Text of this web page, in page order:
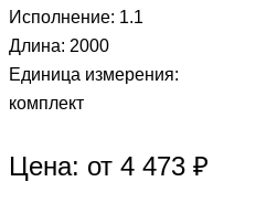
Исполнение: 1.1
Длина: 2000
Единица измерения:
комплект
Цена: от 4 473 ₽